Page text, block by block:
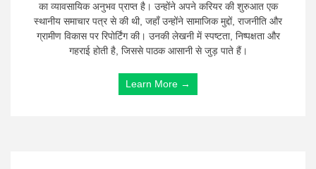
का व्यावसायिक अनुभव प्राप्त है। उन्होंने अपने करियर की शुरुआत एक
स्थानीय समाचार पत्र से की थी, जहाँ उन्होंने सामाजिक मुद्दों, राजनीति और
ग्रामीण विकास पर रिपोर्टिंग की। उनकी लेखनी में स्पष्टता, निष्पक्षता और
गहराई होती है, जिससे पाठक आसानी से जुड़ पाते हैं।
Learn More →